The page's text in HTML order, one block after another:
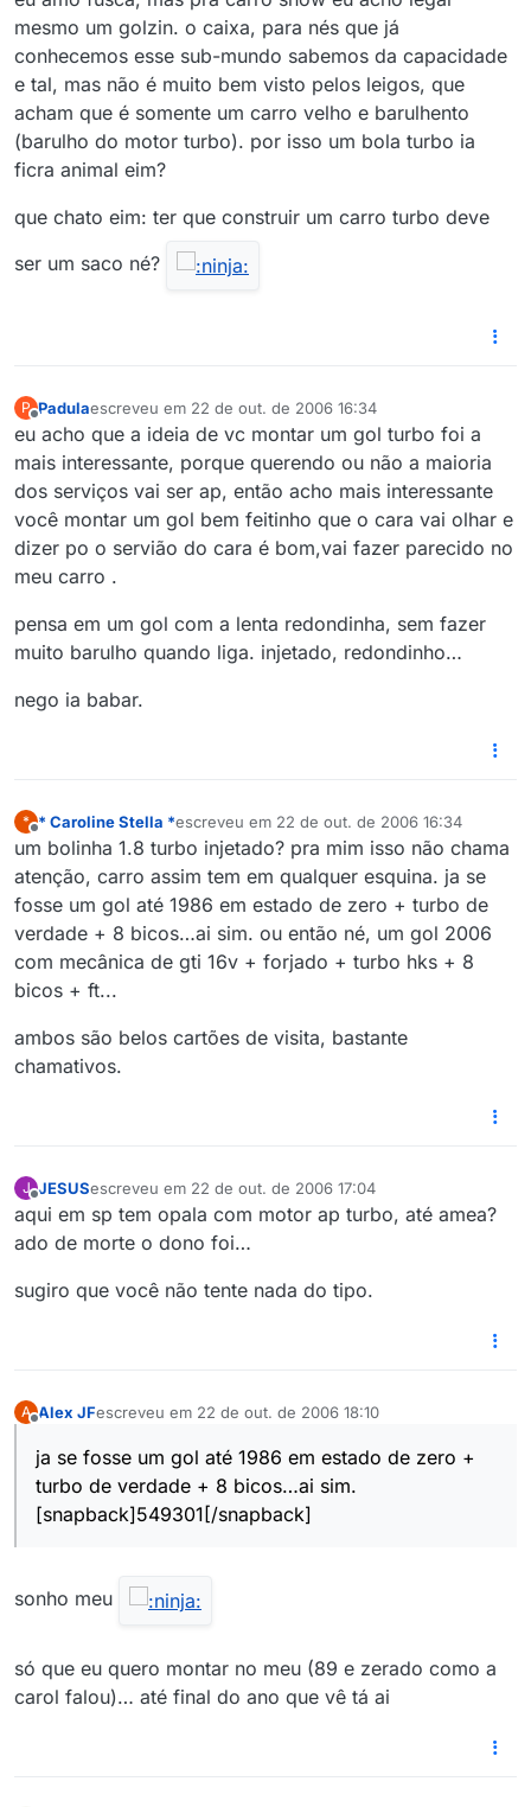
mesmo um golzin. o caixa, para nés que já
conhecemos esse sub-mundo sabemos da capacidade
e tal, mas não é muito bem visto pelos leigos, que
acham que é somente um carro velho e barulhento
(barulho do motor turbo). por isso um bola turbo ia
ficra animal eim?
que chato eim: ter que construir um carro turbo deve
ser um saco né?
P
Offline
Padulaescreveu em 22 de out. de 2006 16:34
última edição por
eu acho que a ideia de vc montar um gol turbo foi a
mais interessante, porque querendo ou não a maioria
dos serviços vai ser ap, então acho mais interessante
você montar um gol bem feitinho que o cara vai olhar e
dizer po o servião do cara é bom,vai fazer parecido no
meu carro .
pensa em um gol com a lenta redondinha, sem fazer
muito barulho quando liga. injetado, redondinho…
nego ia babar.
*
Offline
* Caroline Stella *escreveu em 22 de out. de 2006 16:34
última edição por
um bolinha 1.8 turbo injetado? pra mim isso não chama
atenção, carro assim tem em qualquer esquina. ja se
fosse um gol até 1986 em estado de zero + turbo de
verdade + 8 bicos…ai sim. ou então né, um gol 2006
com mecânica de gti 16v + forjado + turbo hks + 8
bicos + ft...
ambos são belos cartões de visita, bastante
chamativos.
J
Offline
JESUSescreveu em 22 de out. de 2006 17:04
última edição por
aqui em sp tem opala com motor ap turbo, até amea?
ado de morte o dono foi…
sugiro que você não tente nada do tipo.
A Alex JFescreveu em 22 de out. de 2006 18:10
última edição por
ja se fosse um gol até 1986 em estado de zero +
turbo de verdade + 8 bicos…ai sim.
[snapback]549301[/snapback]
sonho meu
só que eu quero montar no meu (89 e zerado como a
carol falou)… até final do ano que vê tá ai